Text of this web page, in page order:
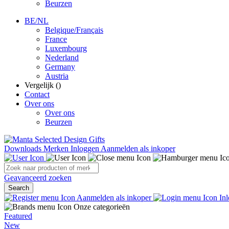
Beurzen
BE/NL
Belgique/Français
France
Luxembourg
Nederland
Germany
Austria
Vergelijk ()
Contact
Over ons
Over ons
Beurzen
Downloads Merken InloggenAanmelden als inkoper
Geavanceerd zoeken
Search
Aanmelden als inkoper
Onze categorieën
Featured
New